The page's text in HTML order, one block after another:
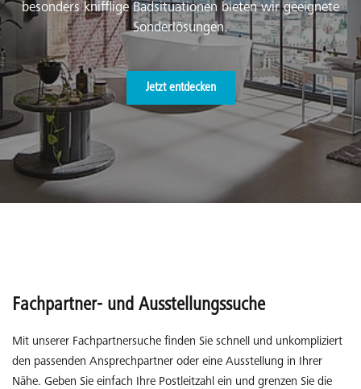
besonders knifflige Badsituationen bieten wir geeignete
Sonderlösungen.
Jetzt entdecken
Fachpartner- und Ausstellungssuche
Mit unserer Fachpartnersuche finden Sie schnell und unkompliziert
den passenden Ansprechpartner oder eine Ausstellung in Ihrer
Nähe. Geben Sie einfach Ihre Postleitzahl ein und grenzen Sie die